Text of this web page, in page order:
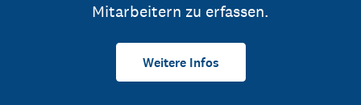
Mitarbeitern zu erfassen.
Weitere Infos